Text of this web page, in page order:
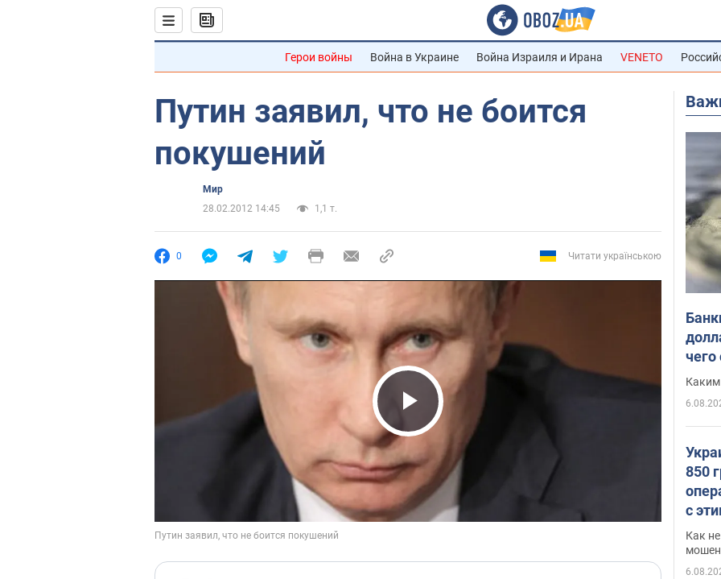
Герои войны Война в Украине Война Израиля и Ирана VENETO
Путин заявил, что не боится
покушений
Мир
28.02.2012 14:45
1,1 т.
0 Читати українською
Play Video
Каким
850
с
Как